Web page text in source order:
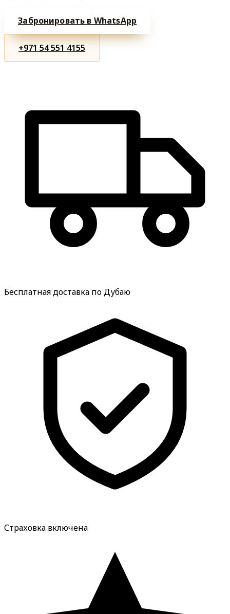
Забронировать в WhatsApp
+971 54 551 4155
Бесплатная доставка по Дубаю
Страховка включена